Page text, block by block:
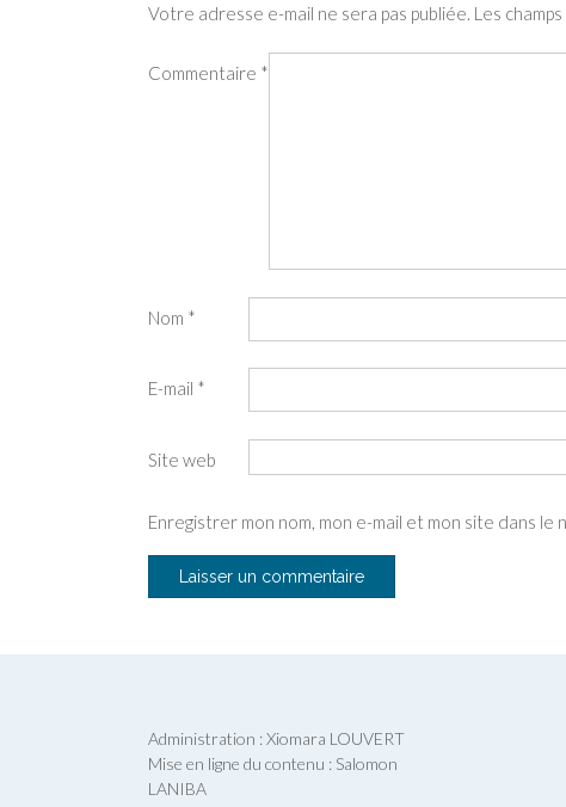
Votre adresse e-mail ne sera pas publiée. Les
Commentaire *
Nom *
E-mail *
Site web
Enregistrer mon nom, mon e-mail et mon site dans
Administration : Xiomara LOUVERT
Mise en ligne du contenu : Salomon
LANIBA